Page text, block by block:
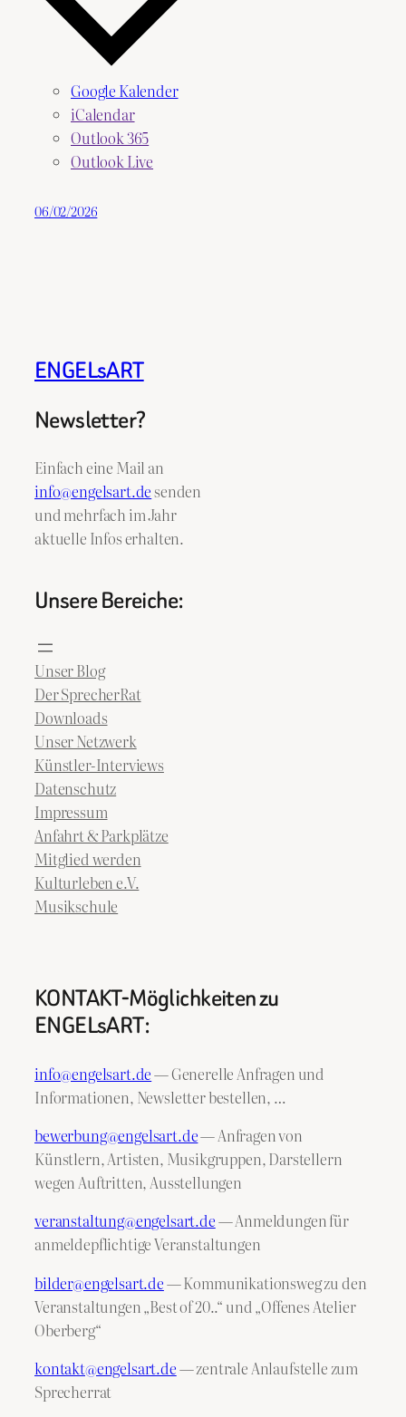
Google Kalender
iCalendar
Outlook 365
Outlook Live
06/02/2026
ENGELsART
Newsletter?
Einfach eine Mail an
info@engelsart.desenden
und mehrfach im Jahr
aktuelle Infos erhalten.
Unsere Bereiche:
Unser Blog
Der SprecherRat
Downloads
Unser Netzwerk
Künstler-Interviews
Datenschutz
Impressum
Anfahrt & Parkplätze
Mitglied werden
Kulturleben e.V.
Musikschule
KONTAKT-Möglichkeiten zu
ENGELsART:
info@engelsart.de— Generelle Anfragen und
Informationen, Newsletter bestellen, …
bewerbung@engelsart.de— Anfragen von
Künstlern, Artisten, Musikgruppen, Darstellern
wegen Auftritten, Ausstellungen
veranstaltung@engelsart.de— Anmeldungen für
anmeldepflichtige Veranstaltungen
bilder@engelsart.de— Kommunikationsweg zu den
Veranstaltungen „Best of 20..“ und „Offenes Atelier
Oberberg“
kontakt@engelsart.de— zentrale Anlaufstelle zum
Sprecherrat